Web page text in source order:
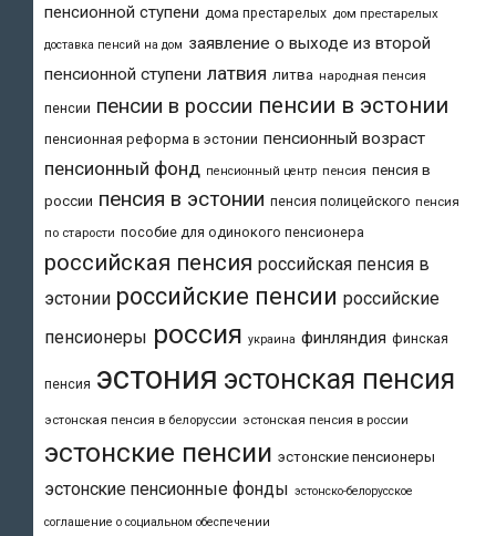
пенсионной ступени дома престарелых дом престарелых
доставка пенсий на дом заявление о выходе из второй
пенсионной ступени латвия литва народная пенсия
пенсии пенсии в россии пенсии в эстонии
пенсионная реформа в эстонии пенсионный возраст
пенсионный фонд пенсионный центр пенсия пенсия в
россии пенсия в эстонии пенсия полицейского пенсия
по старости пособие для одинокого пенсионера
российская пенсия российская пенсия в
эстонии российские пенсии российские
пенсионеры россия украина финляндия финская
пенсия эстония эстонская пенсия
эстонская пенсия в белоруссии эстонская пенсия в россии
эстонские пенсии эстонские пенсионеры
эстонские пенсионные фонды эстонско-белорусское
соглашение о социальном обеспечении